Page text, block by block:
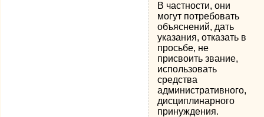
В частности, они
могут потребовать
объяснений, дать
указания, отказать в
просьбе, не
присвоить звание,
использовать
средства
административного,
дисциплинарного
принуждения.